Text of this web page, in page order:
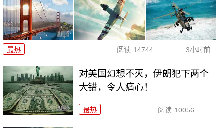
最热 阅读 14744 3小时前
对美国幻想不灭，伊朗犯下两个
大错，令人痛心！
最热 阅读 10056